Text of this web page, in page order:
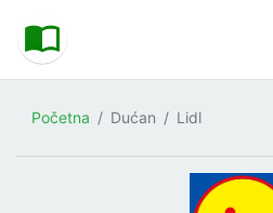
Početna Dućan Lidl